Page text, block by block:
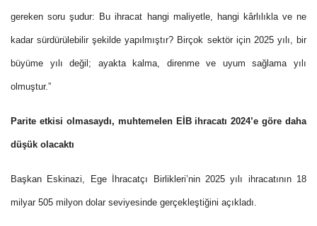
gereken soru şudur: Bu ihracat hangi maliyetle, hangi kârlılıkla ve ne
kadar sürdürülebilir şekilde yapılmıştır? Birçok sektör için 2025 yılı, bir
büyüme yılı değil; ayakta kalma, direnme ve uyum sağlama yılı
olmuştur.”
Parite etkisi olmasaydı, muhtemelen EİB ihracatı 2024’e göre daha
düşük olacaktı
Başkan Eskinazi, Ege İhracatçı Birlikleri’nin 2025 yılı ihracatının 18
milyar 505 milyon dolar seviyesinde gerçekleştiğini açıkladı.